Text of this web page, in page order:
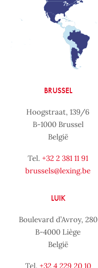
BRUSSEL
Hoogstraat, 139/6
B-1000 Brussel
België
Tel. +32 2 381 11 91
brussels@lexing.be
LUIK
Boulevard d’Avroy, 280
B-4000 Liège
België
Tel. +32 4 229 20 10